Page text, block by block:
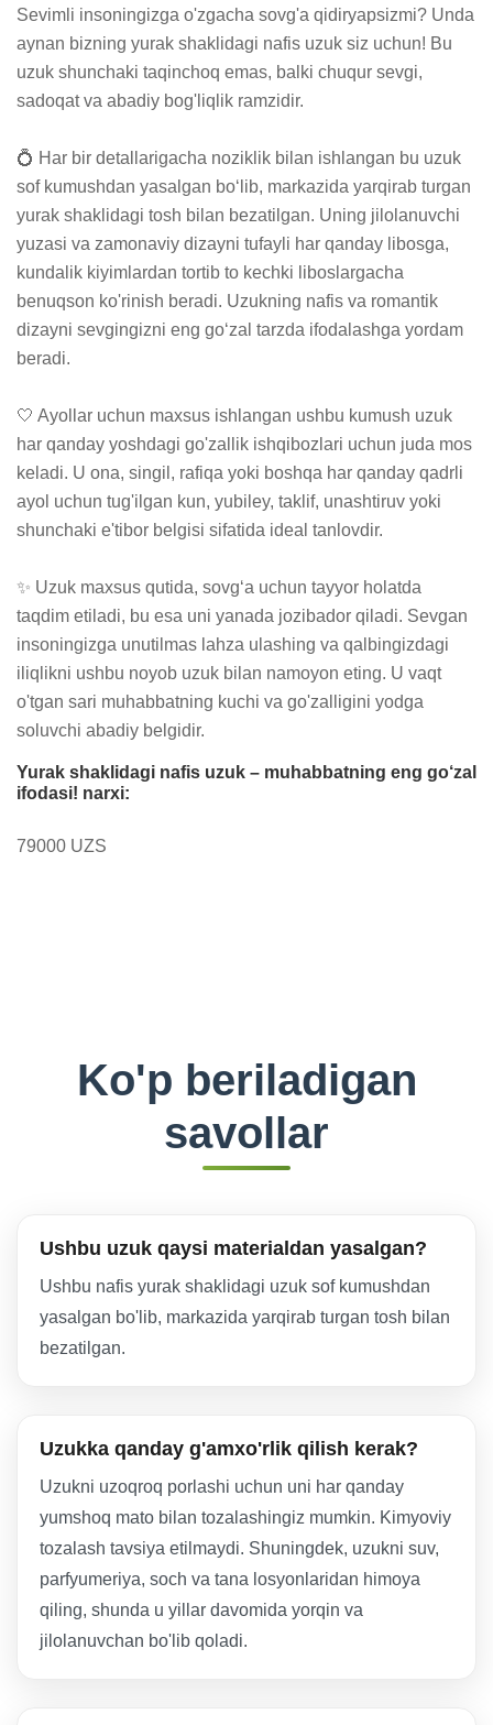
Sevimli insoningizga o'zgacha sovg'a qidiryapsizmi? Unda
aynan bizning yurak shaklidagi nafis uzuk siz uchun! Bu
uzuk shunchaki taqinchoq emas, balki chuqur sevgi,
sadoqat va abadiy bog'liqlik ramzidir.
💍 Har bir detallarigacha noziklik bilan ishlangan bu uzuk
sof kumushdan yasalgan bo‘lib, markazida yarqirab turgan
yurak shaklidagi tosh bilan bezatilgan. Uning jilolanuvchi
yuzasi va zamonaviy dizayni tufayli har qanday libosga,
kundalik kiyimlardan tortib to kechki liboslargacha
benuqson ko'rinish beradi. Uzukning nafis va romantik
dizayni sevgingizni eng go‘zal tarzda ifodalashga yordam
beradi.
🤍 Ayollar uchun maxsus ishlangan ushbu kumush uzuk
har qanday yoshdagi go'zallik ishqibozlari uchun juda mos
keladi. U ona, singil, rafiqa yoki boshqa har qanday qadrli
ayol uchun tug'ilgan kun, yubiley, taklif, unashtiruv yoki
shunchaki e'tibor belgisi sifatida ideal tanlovdir.
✨ Uzuk maxsus qutida, sovg‘a uchun tayyor holatda
taqdim etiladi, bu esa uni yanada jozibador qiladi. Sevgan
insoningizga unutilmas lahza ulashing va qalbingizdagi
iliqlikni ushbu noyob uzuk bilan namoyon eting. U vaqt
o'tgan sari muhabbatning kuchi va go'zalligini yodga
soluvchi abadiy belgidir.
Yurak shaklidagi nafis uzuk – muhabbatning eng go‘zal
ifodasi! narxi:
79000 UZS
Ko'p beriladigan
savollar
Ushbu uzuk qaysi materialdan yasalgan?
Ushbu nafis yurak shaklidagi uzuk sof kumushdan
yasalgan bo'lib, markazida yarqirab turgan tosh bilan
bezatilgan.
Uzukka qanday g'amxo'rlik qilish kerak?
Uzukni uzoqroq porlashi uchun uni har qanday
yumshoq mato bilan tozalashingiz mumkin. Kimyoviy
tozalash tavsiya etilmaydi. Shuningdek, uzukni suv,
parfyumeriya, soch va tana losyonlaridan himoya
qiling, shunda u yillar davomida yorqin va
jilolanuvchan bo'lib qoladi.